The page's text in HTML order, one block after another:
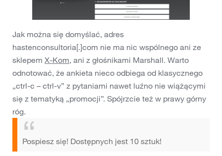
Jak można się domyślać, adres
hastenconsultoria[.]com nie ma nic wspólnego ani ze
sklepem X-Kom, ani z głośnikami Marshall. Warto
odnotować, że ankieta nieco odbiega od klasycznego
„ctrl-c – ctrl-v” z pytaniami nawet luźno nie wiążącymi
się z tematyką „promocji”. Spójrzcie też w prawy górny
róg.
Pospiesz się! Dostępnych jest 10 sztuk!